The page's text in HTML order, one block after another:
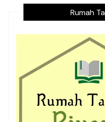
Rumah